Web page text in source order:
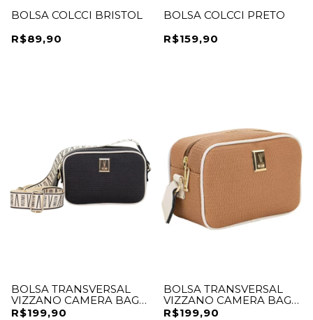
BOLSA COLCCI BRISTOL
R$89,90
BOLSA COLCCI PRETO
R$159,90
BOLSA TRANSVERSAL
VIZZANO CAMERA BAG
COM ALÇA LOGOMANIA
R$199,90
BOLSA TRANSVERSAL
VIZZANO CAMERA BAG
COM ALÇA LOGOMANIA
R$199,90